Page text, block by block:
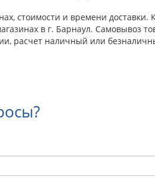
стоимости и времени
в г. Барнаул. Самовывоз
расчет наличный или